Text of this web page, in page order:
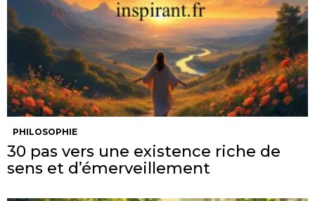
PHILOSOPHIE
30 pas vers une existence riche de
sens et d’émerveillement